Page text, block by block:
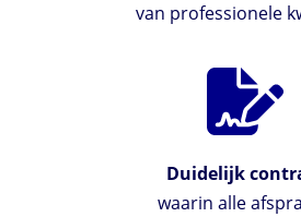
van professionele
Duidelijk
waarin alle